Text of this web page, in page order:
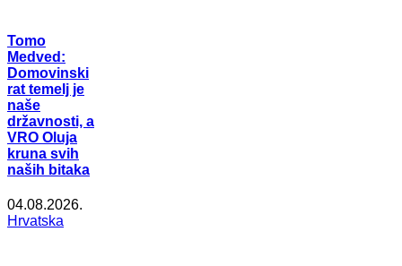
Tomo
Medved:
Domovinski
rat temelj je
naše
državnosti, a
VRO Oluja
kruna svih
naših bitaka
04.08.2026.
Hrvatska